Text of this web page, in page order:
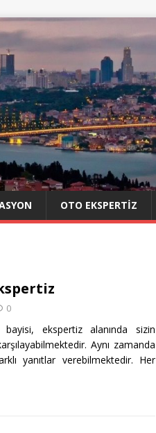
OTO EKSPERTIZ
0
ekspertiz alanında sizin
Aynı zamanda
yanıtlar verebilmektedir. Her